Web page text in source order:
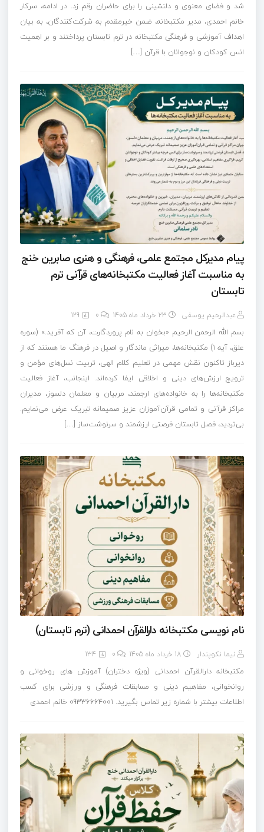
شد و فضای معنوی و دلنشینی را برای حاضران رقم زد. در ادامه، سرکار
خانم احمدی، مدیر مکتبخانه، ضمن خیرمقدم به شرکت‌کنندگان، به بیان
اهداف آموزشی و فرهنگی مکتبخانه در ترم تابستان پرداختند و بر اهمیت
انس کودکان و نوجوانان با قرآن […]
پیام مدیرکل مجتمع علمی، فرهنگی و هنری صابرین خنج
به مناسبت آغاز فعالیت مکتبخانه‌های قرآنی ترم
تابستان
عبدالرحیم یوسفی 23 خرداد ماه 1405 0
129
بسم الله الرحمن الرحیم «بخوان به نام پروردگارت، آن که آفرید.» (سوره
علق، آیه ۱) مکتبخانه‌ها، میراثی ماندگار و اصیل در فرهنگ ما هستند که از
دیرباز تاکنون نقش مهمی در تعلیم کلام الهی، تربیت نسل‌های مؤمن و
ترویج ارزش‌های دینی و اخلاقی ایفا کرده‌اند. اینجانب، آغاز فعالیت
مکتبخانه‌ها را به خانواده‌های ارجمند، مربیان و معلمان دلسوز، مدیران
مراکز قرآنی و تمامی قرآن‌آموزان عزیز صمیمانه تبریک عرض می‌نمایم.
بی‌تردید، فصل تابستان فرصتی ارزشمند و سرنوشت‌ساز […]
نام نویسی مکتبخانه دارالقرآن احمدانی (ترم تابستان)
نیما نکوپندار 18 خرداد ماه 1405 0
134
مکتبخانه دارالقرآن احمدانی (ویژه دختران) آموزش های روخوانی و
روانخوانی، مفاهیم دینی و مسابقات فرهنگی و ورزشی برای کسب
اطلاعات بیشتر با شماره زیر تماس بگیرید. 09336664001 خانم احمدی